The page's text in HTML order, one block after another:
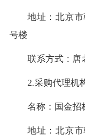
地址：北京
号楼
联系方式：唐
2.采购代理机
名称：国金招
地址：北京